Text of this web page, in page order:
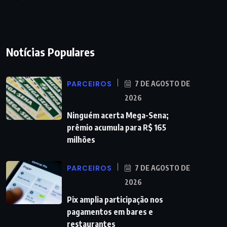
Notícias Populares
PARCEIROS
7 DE AGOSTO DE
2026
Ninguém acerta Mega-Sena;
prêmio acumula para R$ 165
milhões
PARCEIROS
7 DE AGOSTO DE
2026
Pix amplia participação nos
pagamentos em bares e
restaurantes